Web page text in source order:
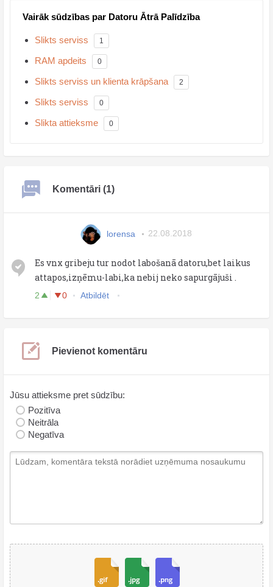
Vairāk sūdzības par Datoru Ātrā Palīdzība
Slikts serviss 1
RAM apdeits 0
Slikts serviss un klienta krāpšana 2
Slikts serviss 0
Slikta attieksme 0
Komentāri (1)
lorensa 22.08.2018
Es vnx gribeju tur nodot labošanā datoru,bet laikus
attapos,izņēmu-labi,ka nebij neko sapurgājuši .
2 0 Atbildēt
Pievienot komentāru
Jūsu attieksme pret sūdzību:
Pozitīva
Neitrāla
Negatīva